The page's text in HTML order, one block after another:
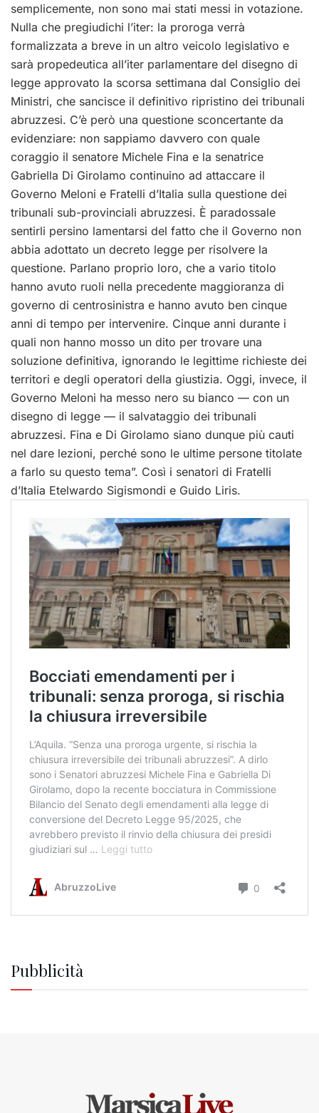
semplicemente, non sono mai stati messi in votazione.
Nulla che pregiudichi l’iter: la proroga verrà
formalizzata a breve in un altro veicolo legislativo e
sarà propedeutica all’iter parlamentare del disegno di
legge approvato la scorsa settimana dal Consiglio dei
Ministri, che sancisce il definitivo ripristino dei tribunali
abruzzesi. C’è però una questione sconcertante da
evidenziare: non sappiamo davvero con quale
coraggio il senatore Michele Fina e la senatrice
Gabriella Di Girolamo continuino ad attaccare il
Governo Meloni e Fratelli d’Italia sulla questione dei
tribunali sub-provinciali abruzzesi. È paradossale
sentirli persino lamentarsi del fatto che il Governo non
abbia adottato un decreto legge per risolvere la
questione. Parlano proprio loro, che a vario titolo
hanno avuto ruoli nella precedente maggioranza di
governo di centrosinistra e hanno avuto ben cinque
anni di tempo per intervenire. Cinque anni durante i
quali non hanno mosso un dito per trovare una
soluzione definitiva, ignorando le legittime richieste dei
territori e degli operatori della giustizia. Oggi, invece, il
Governo Meloni ha messo nero su bianco — con un
disegno di legge — il salvataggio dei tribunali
abruzzesi. Fina e Di Girolamo siano dunque più cauti
nel dare lezioni, perché sono le ultime persone titolate
a farlo su questo tema”. Così i senatori di Fratelli
d’Italia Etelwardo Sigismondi e Guido Liris.
Pubblicità